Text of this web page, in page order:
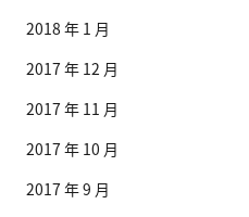
2018 年 1 月
2017 年 12 月
2017 年 11 月
2017 年 10 月
2017 年 9 月